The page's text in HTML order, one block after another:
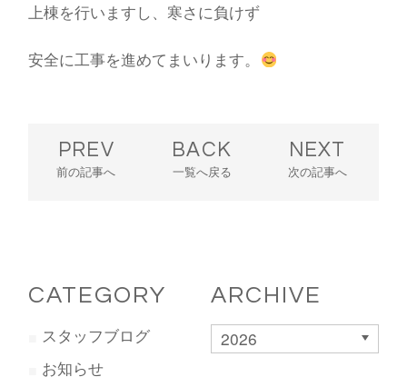
上棟を行いますし、寒さに負けず
安全に工事を進めてまいります。
PREV
前の記事へ
BACK
一覧へ戻る
NEXT
次の記事へ
CATEGORY
スタッフブログ
お知らせ
ARCHIVE
2026